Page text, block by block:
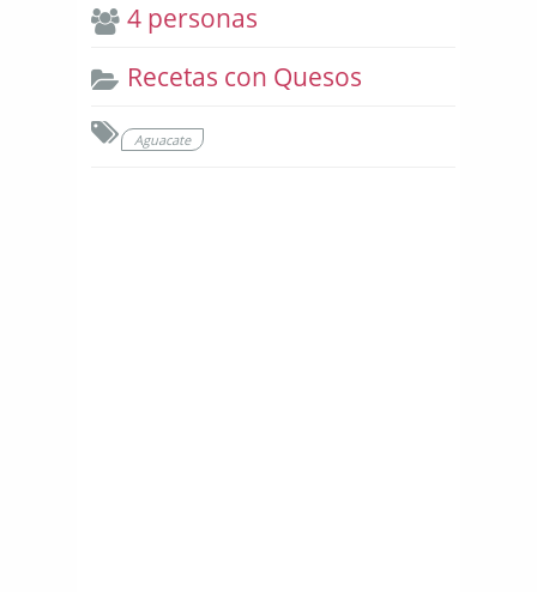
4 personas
Recetas con Quesos
Aguacate